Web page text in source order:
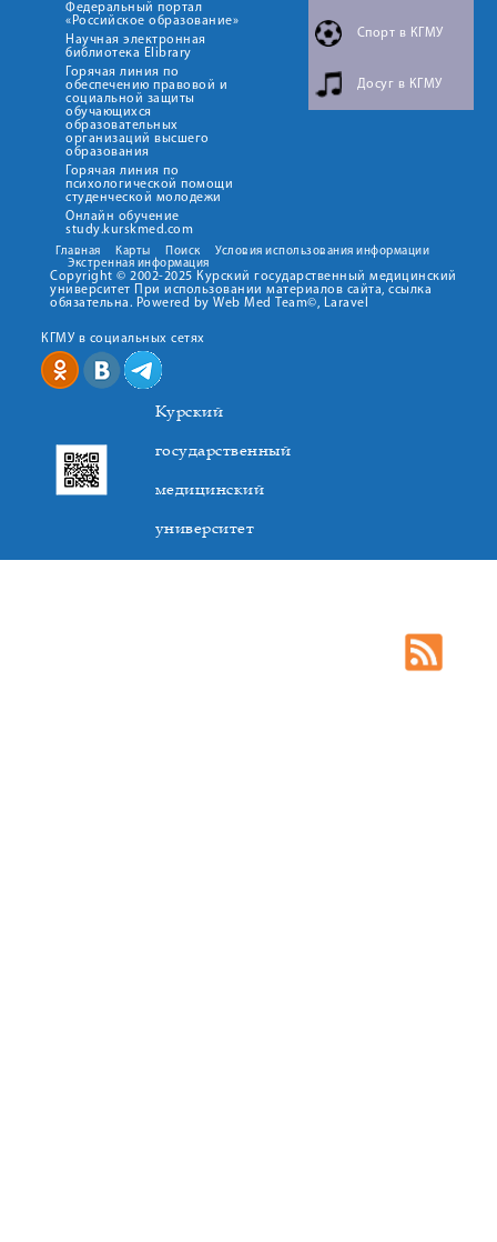
Федеральный портал
«Российское образование»
Научная электронная
библиотека Elibrary
Горячая линия по
обеспечению правовой и
социальной защиты
обучающихся
образовательных
организаций высшего
образования
Горячая линия по
психологической помощи
студенческой молодежи
Онлайн обучение
study.kurskmed.com
Спорт в КГМУ
Досуг в КГМУ
Главная Карты Поиск
Условия использования информации
Экстренная информация
Copyright © 2002-2025 Курский государственный медицинский
университет При использовании материалов сайта, ссылка
обязательна. Powered by Web Med Team©, Laravel
КГМУ в социальных сетях
Курский
государственный
медицинский
университет